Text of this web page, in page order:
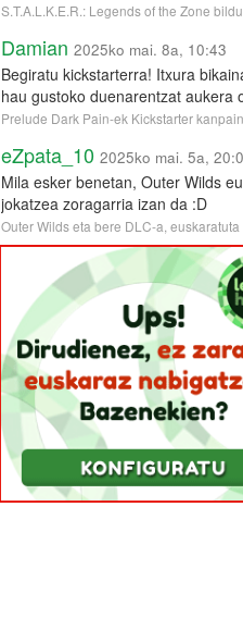
S.T.A.L.K.E.R.: Legends of the Zone
Damian 2025ko mai. 8a, 10:43
Begiratu kickstarterra! Itxura
hau gustoko duenarentzat aukera
Prelude Dark Pain-ek Kickstarter
eZpata_10 2025ko mai. 5a,
Mila esker benetan, Outer Wilds
jokatzea zoragarria izan da :D
Outer Wilds eta bere DLC-a, euskaratuta